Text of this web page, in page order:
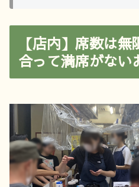
【店内】席数は
合って満席がない